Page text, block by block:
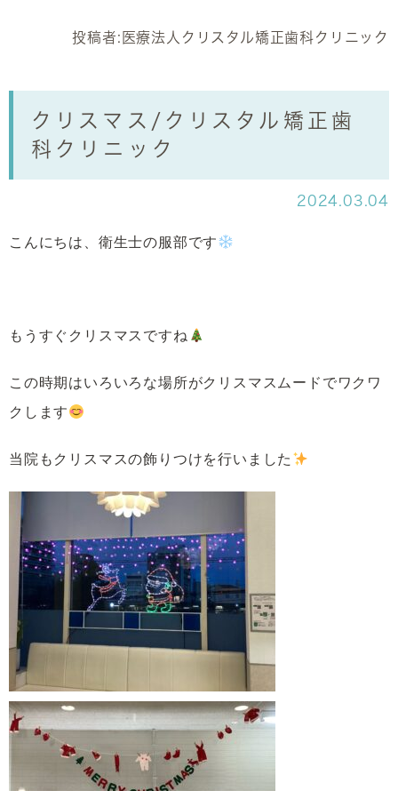
投稿者: 医療法人クリスタル矯正歯科クリニック
クリスマス/クリスタル矯正歯
科クリニック
2024.03.04
こんにちは、衛生士の服部です
もうすぐクリスマスですね
この時期はいろいろな場所がクリスマスムードでワクワ
クします
当院もクリスマスの飾りつけを行いました